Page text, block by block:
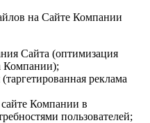
на Сайте Компании
Сайта (оптимизация
Компании);
реклама
Компании в
пользователей;